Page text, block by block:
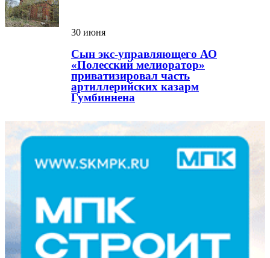
30 июня
Сын экс-управляющего АО
«Полесский мелиоратор»
приватизировал часть
артиллерийских казарм
Гумбиннена